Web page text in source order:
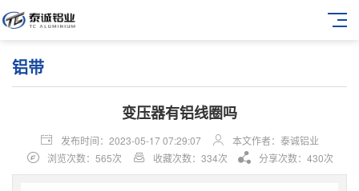
铝带
变压器有铝线圈吗
发布时间：2023-05-17 07:29:07
本文作者：泰诚铝业
浏览次数：565次
收藏次数：334次 分享次数：430次